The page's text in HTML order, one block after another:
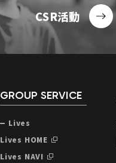
CSR活動
GROUP SERVICE
Lives
Lives HOME
Lives NAVI